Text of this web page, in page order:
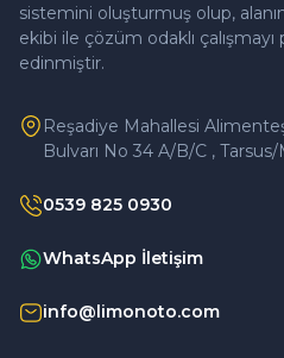
sistemini oluşturmuş olup,
ekibi ile çözüm odaklı çalışmayı
edinmiştir.
Reşadiye Mahallesi
Bulvarı No 34 A/B/C ,
0539 825 0930
WhatsApp İletişim
info@limonoto.com